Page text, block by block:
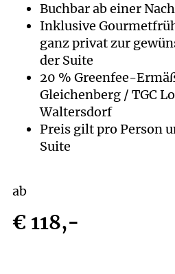
Buchbar ab einer
Inklusive
ganz privat zur
der Suite
20 % Greenfee-
Gleichenberg / TGC
Waltersdorf
Preis gilt pro Person
Suite
ab
€ 118,-